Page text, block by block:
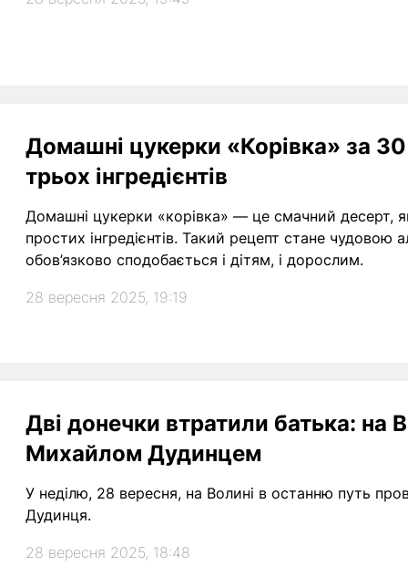
Домашні цукерки «Корівка» за
трьох інгредієнтів
Домашні цукерки «корівка» — це смачний десерт,
простих інгредієнтів. Такий рецепт стане
обов’язково сподобається і дітям, і дорослим.
28 вересня 2025, 19:19
Дві донечки втратили батька: на
Михайлом Дудинцем
У неділю, 28 вересня, на Волині в останню путь
Дудинця.
28 вересня 2025, 18:48